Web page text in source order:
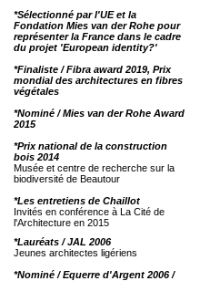
*Sélectionné par l'UE et la
Fondation Mies van der Rohe pour
représenter la France dans le cadre
du projet 'European identity?'
*Finaliste / Fibra award 2019, Prix
mondial des architectures en fibres
végétales
*Nominé / Mies van der Rohe Award
2015
*Prix national de la construction
bois 2014
Musée et centre de recherche sur la
biodiversité de Beautour
*Les entretiens de Chaillot
Invités en conférence à La Cité de
l'Architecture en 2015
*Lauréats / JAL 2006
Jeunes architectes ligériens
*Nominé / Equerre d'Argent 2006 /